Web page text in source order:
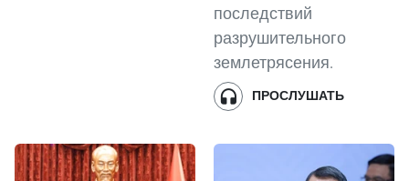
последствий
разрушительного
землетрясения.
ПРОСЛУШАТЬ